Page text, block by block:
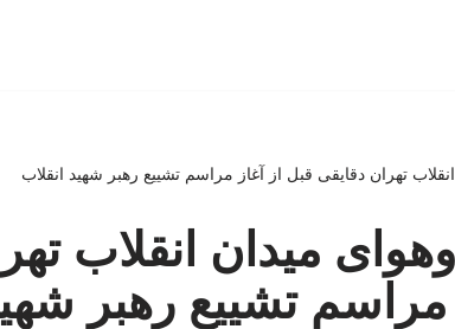
تهران دقایقی قبل از آغاز مراسم تشییع رهبر شهید انقلاب
میدان انقلاب
مراسم تشییع رهبر